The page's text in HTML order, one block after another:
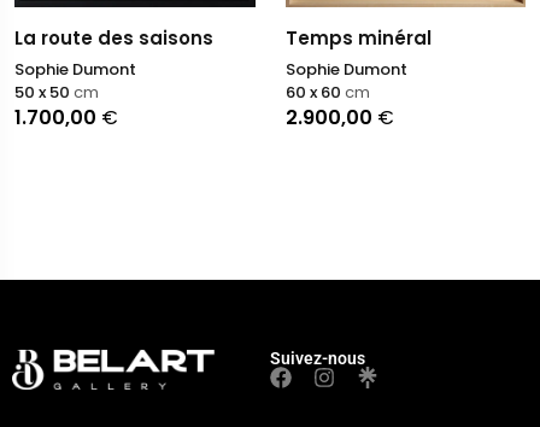
La route des saisons
Sophie Dumont
1.700,00 €
50 x 50 cm
Temps minéral
Sophie Dumont
2.900,00 €
60 x 60 cm
Suivez-nous